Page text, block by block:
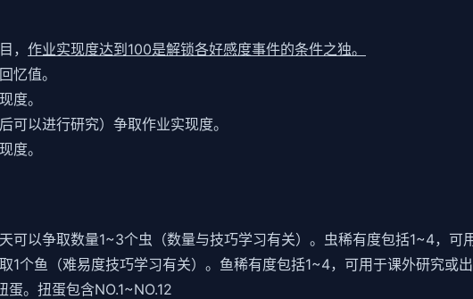
， 作业实现度达到100是解锁各好感度事件的条件之独。
忆值。
度。
可以进行研究）争取作业实现度。
度。
可以争取数量1~3个虫（数量与技巧学习有关）。虫稀有度包括1~4，可
1个鱼（难易度技巧学习有关）。鱼稀有度包括1~4，可用于课外研究或
。扭蛋包含NO.1~NO.12